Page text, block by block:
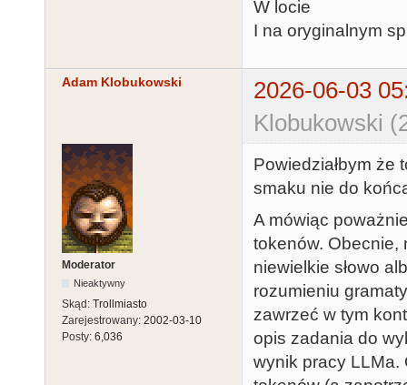
W locie
I na oryginalnym
Adam Klobukowski
2026-06-03
Klobukowski
Moderator
Nieaktywny
Skąd: Trollmiasto
Zarejestrowany: 2002-03-10
Posty: 6,036
Powiedziałbym że
smaku nie do
A mówiąc
tokenów. Obecnie,
niewielkie słowo
rozumieniu
zawrzeć w tym
opis zadania do
wynik pracy LLMa.